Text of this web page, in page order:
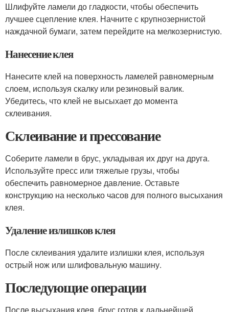
Шлифуйте ламели до гладкости, чтобы обеспечить
лучшее сцепление клея. Начните с крупнозернистой
наждачной бумаги, затем перейдите на мелкозернистую.
Нанесение клея
Нанесите клей на поверхность ламелей равномерным
слоем, используя скалку или резиновый валик.
Убедитесь, что клей не высыхает до момента
склеивания.
Склеивание и прессование
Соберите ламели в брус, укладывая их друг на друга.
Используйте пресс или тяжелые грузы, чтобы
обеспечить равномерное давление. Оставьте
конструкцию на несколько часов для полного высыхания
клея.
Удаление излишков клея
После склеивания удалите излишки клея, используя
острый нож или шлифовальную машину.
Последующие операции